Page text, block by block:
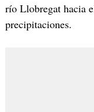
río Llobregat hacia
precipitaciones.